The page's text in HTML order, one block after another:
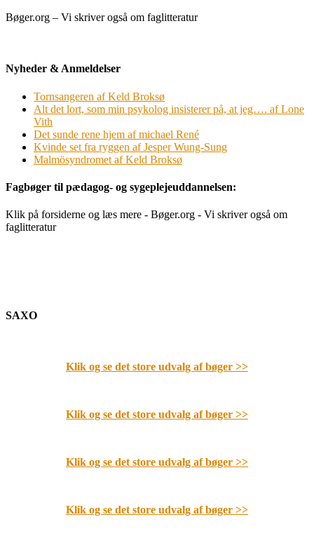
Bøger.org – Vi skriver også om faglitteratur
Nyheder & Anmeldelser
Tornsangeren af Keld Broksø
Alt det lort, som min psykolog insisterer på, at jeg…. af Lone
Vith
Det sunde rene hjem af michael René
Kvinde set fra ryggen af Jesper Wung-Sung
Malmösyndromet af Keld Broksø
Fagbøger til pædagog- og sygeplejeuddannelsen:
Klik på forsiderne og læs mere - Bøger.org - Vi skriver også om
faglitteratur
SAXO
Klik og se det store udvalg af bøger >>
Klik og se det store udvalg af bøger >>
Klik og se det store udvalg af bøger >>
Klik og se det store udvalg af bøger >>